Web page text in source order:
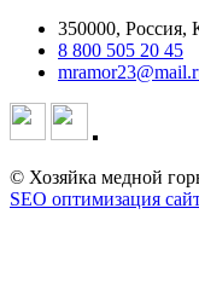
350000, Россия,
8 800 505 20 45
© Хозяйка медной
SEO оптимизация